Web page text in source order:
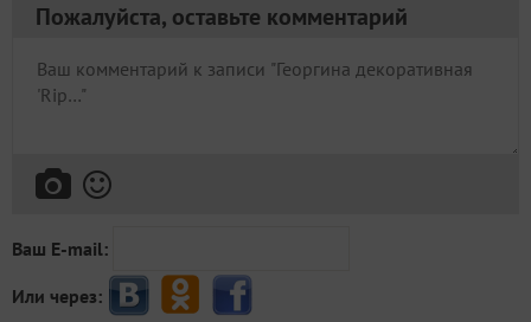
Пожалуйста, оставьте комментарий
Ваш E-mail:
Или через: